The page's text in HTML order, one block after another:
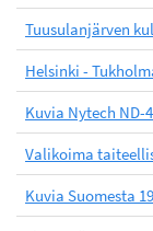
Tuusulanjärven
Helsinki -
Kuvia Nytech ND-
Valikoima
Kuvia Suomesta